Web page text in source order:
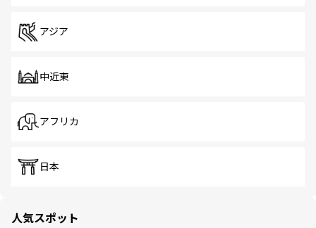
アジア
中近東
アフリカ
日本
人気スポット